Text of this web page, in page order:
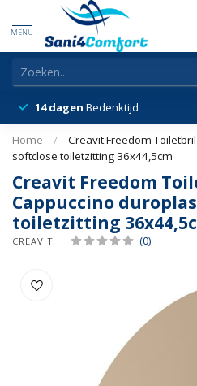
MENU
14 dagen Bedenktijd
Home /
Creavit Freedom
softclose toiletzitting 36x44,5cm
Creavit Freedom
Cappuccino
toiletzitting
CREAVIT (0)